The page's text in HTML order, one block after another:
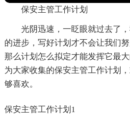
保安主管工作计划
光阴迅速，一眨眼就过去了
的进步，写好计划才不会让我们
那么计划怎么拟定才能发挥它最
为大家收集的保安主管工作计划
够喜欢。
保安主管工作计划1